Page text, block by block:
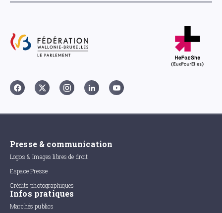
Presse & communication
Logos & Images libres de droit
Espace Presse
Crédits photographiques
Infos pratiques
Marchés publics